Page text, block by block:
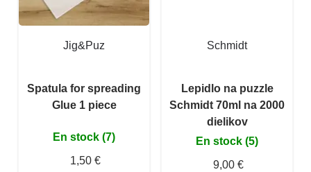
Jig&Puz
Spatula for spreading
Glue 1 piece
En stock (7)
1,50 €
Schmidt
Lepidlo na puzzle
Schmidt 70ml na 2000
dielikov
En stock (5)
9,00 €